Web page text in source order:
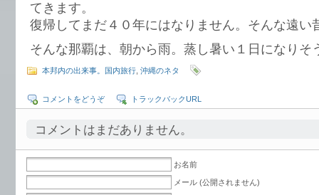
てきます。
復帰してまだ４０年にはなりません。そんな遠い
そんな那覇は、朝から雨。蒸し暑い１日になりそ
本邦内の出来事。国内旅行 沖縄のネタ
コメントをどうぞ トラックバックURL
コメントはまだありません。
お名前
メール (公開されません)